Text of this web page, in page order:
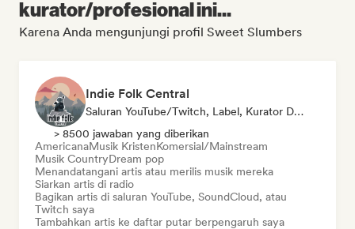
kurator/profesional ini...
Karena Anda mengunjungi profil Sweet Slumbers
Indie Folk Central
Saluran YouTube/Twitch, Label, Kurator Daftar Putar, Stasiun Radio
> 8500 jawaban yang diberikan
AmericanaMusik KristenKomersial/Mainstream
Musik CountryDream pop
Menandatangani artis atau merilis musik mereka
Siarkan artis di radio
Bagikan artis di saluran YouTube, SoundCloud, atau
Twitch saya
Tambahkan artis ke daftar putar berpengaruh saya